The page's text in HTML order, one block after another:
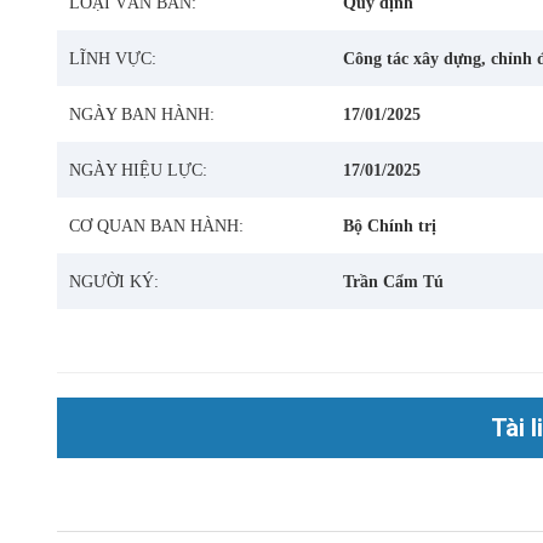
LĨNH VỰC: Công tác xây dựng, chỉnh
NGÀY BAN HÀNH: 17/01/2025
NGÀY HIỆU LỰC: 17/01/2025
CƠ QUAN BAN HÀNH: Bộ Chính trị
NGƯỜI KÝ: Trần Cẩm Tú
Tài